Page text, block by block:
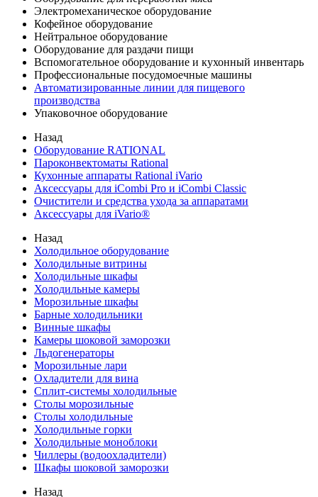
Электромеханическое оборудование
Кофейное оборудование
Нейтральное оборудование
Оборудование для раздачи пищи
Вспомогательное оборудование и кухонный инвентарь
Профессиональные посудомоечные машины
Автоматизированные линии для пищевого
производства
Упаковочное оборудование
Назад
Оборудование RATIONAL
Пароконвектоматы Rational
Кухонные аппараты Rational iVario
Аксессуары для iCombi Pro и iCombi Classic
Очистители и средства ухода за аппаратами
Аксессуары для iVario®
Назад
Холодильное оборудование
Холодильные витрины
Холодильные шкафы
Холодильные камеры
Морозильные шкафы
Барные холодильники
Винные шкафы
Камеры шоковой заморозки
Льдогенераторы
Морозильные лари
Охладители для вина
Сплит-системы холодильные
Столы морозильные
Столы холодильные
Холодильные горки
Холодильные моноблоки
Чиллеры (водоохладители)
Шкафы шоковой заморозки
Назад